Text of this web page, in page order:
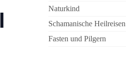
Naturkind
Schamanische Heilreisen
Fasten und Pilgern